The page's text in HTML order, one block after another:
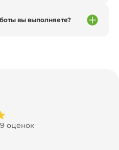
вы выполняете?
оценок